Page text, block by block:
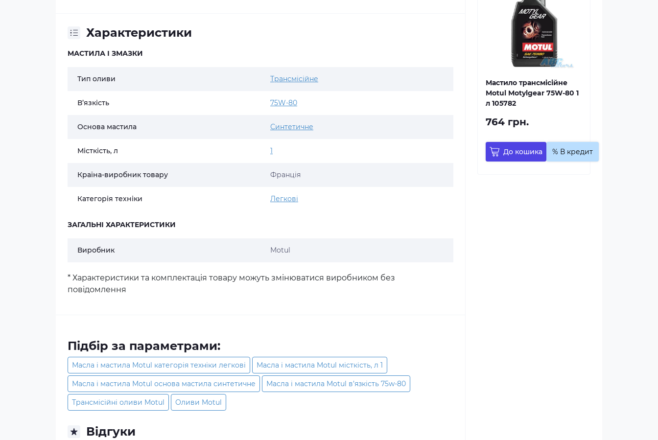
Характеристики
МАСТИЛА І ЗМАЗКИ
Тип оливи Трансмісійне
В’язкість 75W-80
Основа мастила Синтетичне
Місткість, л 1
Країна-виробник товару Франція
Категорія техніки Легкові
ЗАГАЛЬНІ ХАРАКТЕРИСТИКИ
Виробник Motul
* Характеристики та комплектація товару можуть змінюватися виробником без
повідомлення
Підбір за параметрами:
Масла і мастила Motul категорія техніки легкові Масла і мастила Motul місткість, л 1
Масла і мастила Motul основа мастила синтетичне Масла і мастила Motul в’язкість 75w-80
Трансмісійні оливи Motul Оливи Motul
Відгуки
Мастило трансмісійне
Motul Motylgear 75W-80 1
л 105782
764 грн.
До кошика % В кредит